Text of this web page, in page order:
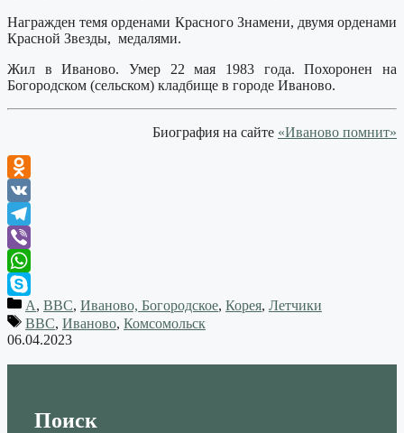
Награжден темя орденами Красного Знамени, двумя орденами
Красной Звезды, медалями.
Жил в Иваново. Умер 22 мая 1983 года. Похоронен на
Богородском (сельском) кладбище в городе Иваново.
Биография на сайте «Иваново помнит»
Odnoklassniki
VK
Telegram
Viber
WhatsApp
Skype
А, ВВС, Иваново, Богородское, Корея, Летчики
ВВС, Иваново, Комсомольск
06.04.2023
Поиск